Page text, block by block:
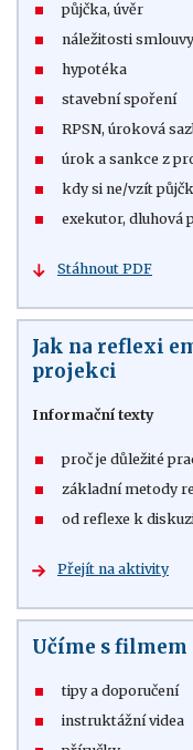
půjčka, úvěr
náležitosti smlouvy
hypotéka
stavební spoření
RPSN, úroková
úrok a sankce z
kdy si ne/vzít
exekutor, dluhová
Stáhnout PDF
Jak na reflexi
projekci
Informační texty
proč je důležité
základní metody
od reflexe k
Přejít na aktivity
Učíme s filmem
tipy a doporučení
instruktážní videa